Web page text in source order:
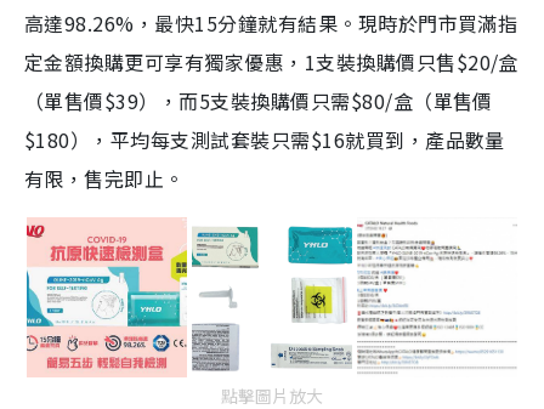
高達98.26%，最快15分鐘就有結果。現時於門市買滿指
定金額換購更可享有獨家優惠，1支裝換購價只售$20/盒
（單售價$39），而5支裝換購價只需$80/盒（單售價
$180），平均每支測試套裝只需$16就買到，產品數量
有限，售完即止。
點擊圖片放大